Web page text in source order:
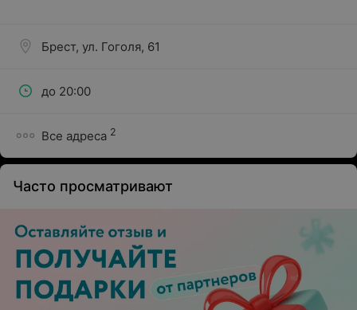
Брест, ул. Гоголя, 61
до 20:00
Все адреса 2
Часто просматривают